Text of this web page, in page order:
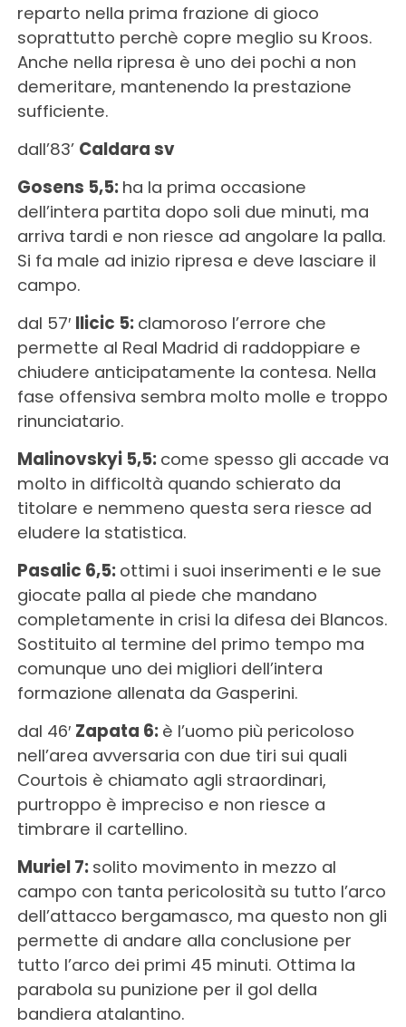
reparto nella prima frazione di gioco
soprattutto perchè copre meglio su Kroos.
Anche nella ripresa è uno dei pochi a non
demeritare, mantenendo la prestazione
sufficiente.
dall’83’ Caldara sv
Gosens 5,5: ha la prima occasione
dell’intera partita dopo soli due minuti, ma
arriva tardi e non riesce ad angolare la palla.
Si fa male ad inizio ripresa e deve lasciare il
campo.
dal 57′ Ilicic 5: clamoroso l’errore che
permette al Real Madrid di raddoppiare e
chiudere anticipatamente la contesa. Nella
fase offensiva sembra molto molle e troppo
rinunciatario.
Malinovskyi 5,5: come spesso gli accade va
molto in difficoltà quando schierato da
titolare e nemmeno questa sera riesce ad
eludere la statistica.
Pasalic 6,5: ottimi i suoi inserimenti e le sue
giocate palla al piede che mandano
completamente in crisi la difesa dei Blancos.
Sostituito al termine del primo tempo ma
comunque uno dei migliori dell’intera
formazione allenata da Gasperini.
dal 46′ Zapata 6: è l’uomo più pericoloso
nell’area avversaria con due tiri sui quali
Courtois è chiamato agli straordinari,
purtroppo è impreciso e non riesce a
timbrare il cartellino.
Muriel 7: solito movimento in mezzo al
campo con tanta pericolosità su tutto l’arco
dell’attacco bergamasco, ma questo non gli
permette di andare alla conclusione per
tutto l’arco dei primi 45 minuti. Ottima la
parabola su punizione per il gol della
bandiera atalantino.